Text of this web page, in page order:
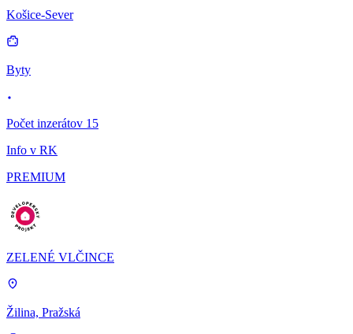
Košice-Sever
Byty
Počet inzerátov 15
Info v RK
PREMIUM
ZELENÉ VLČINCE
Žilina, Pražská